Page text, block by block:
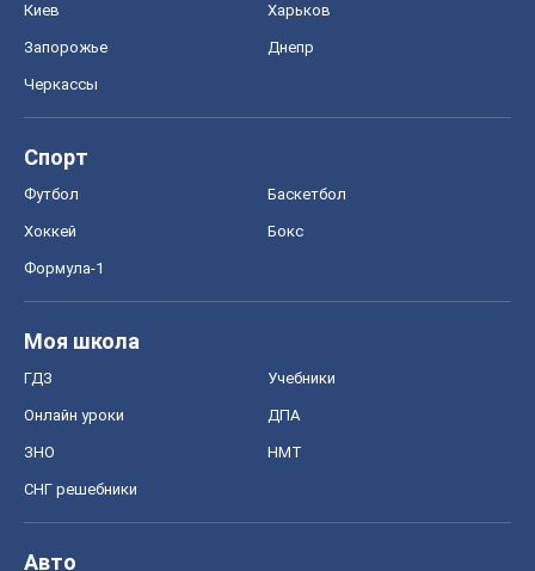
Киев Харьков
Запорожье Днепр
Черкассы
Спорт
Футбол Баскетбол
Хоккей Бокс
Формула-1
Моя школа
ГДЗ Учебники
Онлайн уроки ДПА
ЗНО НМТ
СНГ решебники
Авто